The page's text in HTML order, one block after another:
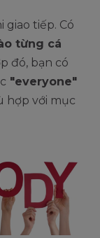
giao tiếp. Có
từng cá
đó, bạn có
"everyone"
hợp với mục